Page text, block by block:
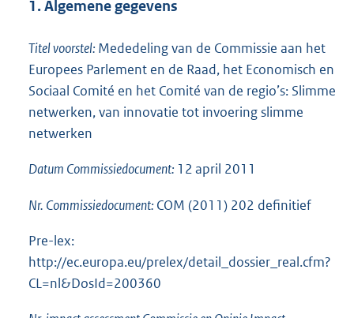
1. Algemene gegevens
Titel voorstel: Mededeling van de Commissie aan het
Europees Parlement en de Raad, het Economisch en
Sociaal Comité en het Comité van de regio’s: Slimme
netwerken, van innovatie tot invoering slimme
netwerken
Datum Commissiedocument: 12 april 2011
Nr. Commissiedocument: COM (2011) 202 definitief
Pre-lex:
http://ec.europa.eu/prelex/detail_dossier_real.cfm?
CL=nl&DosId=200360